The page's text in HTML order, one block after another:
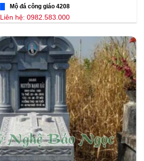
Mộ đá công giáo 4208
Liên hệ: 0982.583.000